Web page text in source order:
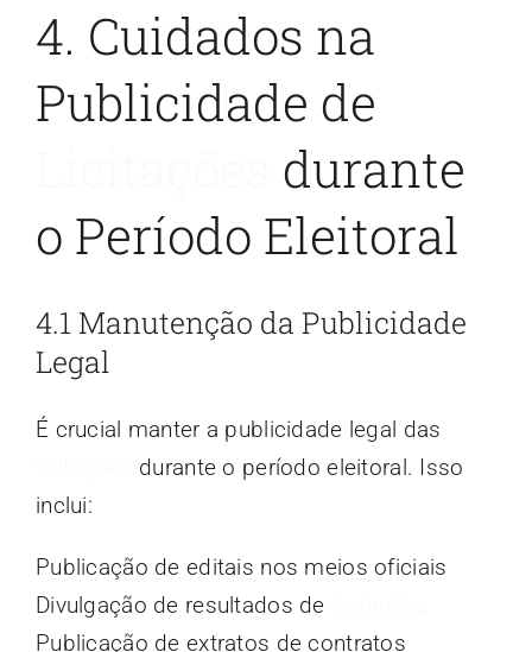
4. Cuidados na
Publicidade de
durante
o Período Eleitoral
4.1 Manutenção da Publicidade
Legal
É crucial manter a publicidade legal das
durante o período eleitoral. Isso
inclui:
Publicação de editais nos meios oficiais
Divulgação de resultados de
Publicação de extratos de contratos